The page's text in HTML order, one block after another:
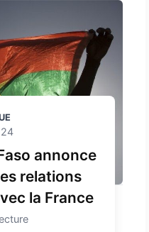
24
annonce
relations
la France